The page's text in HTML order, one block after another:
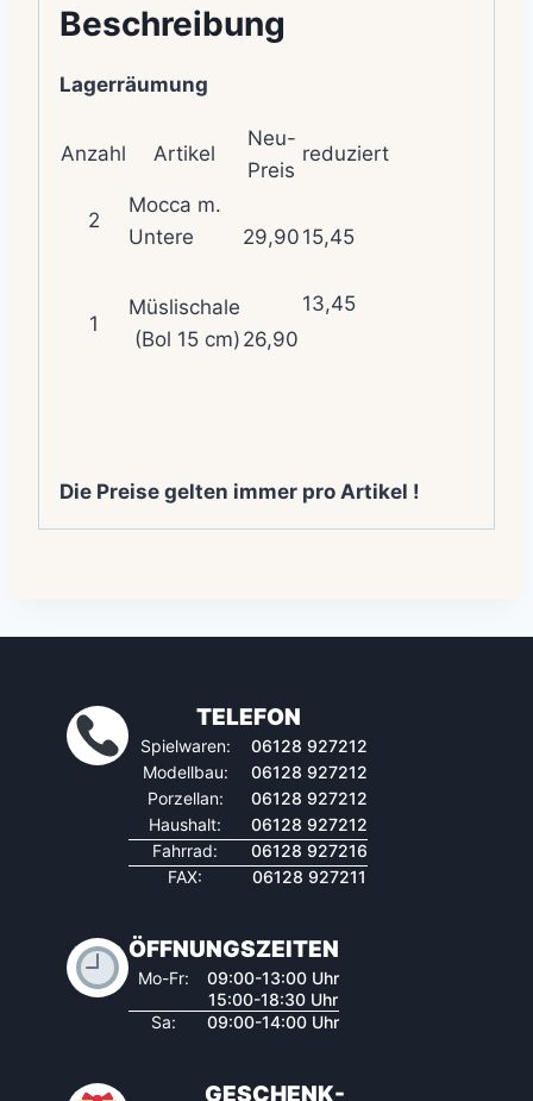
Beschreibung
Lagerräumung
Anzahl Artikel
Neu-
Preis
reduziert
2
Mocca m.
Untere
29,90 15,45
1
Müslischale
(Bol 15 cm) 26,90
13,45
Die Preise gelten immer pro Artikel !
TELEFON
Spielwaren:
06128 927212
Modellbau:
06128 927212
Porzellan:
06128 927212
Haushalt:
06128 927212
Fahrrad:
06128 927216
FAX:
06128 927211
ÖFFNUNGSZEITEN
Mo-Fr:
09:00-13:00 Uhr
15:00-18:30 Uhr
Sa:
09:00-14:00 Uhr
GESCHENK-